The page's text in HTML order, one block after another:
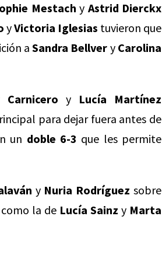
Mestach y Astrid Dierckx
yVictoria Iglesias tuvieron que
aSandra Bellver y Carolina
Carnicero y Lucía Martínez
para dejar fuera antes de
un doble 6-3 que les permite
yNuria Rodríguez sobre
la de Lucía Sainz y Marta